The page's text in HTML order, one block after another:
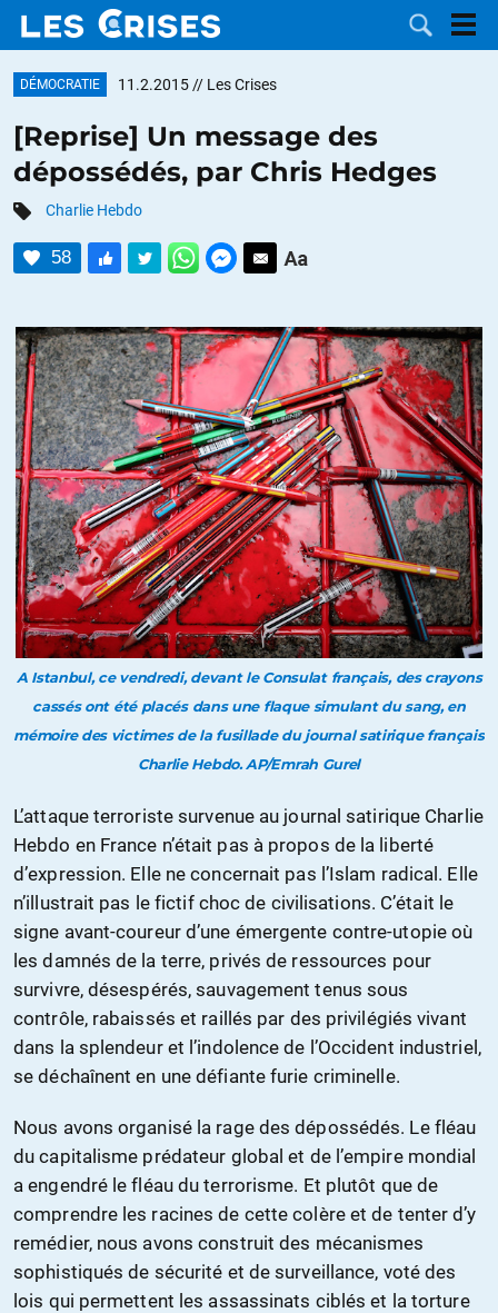
DOSSIERS
CATÉGORIES
NOUS
CONTACTER
FAIRE UN
DON
DÉMOCRATIE 11.2.2015 // Les Crises
[Reprise] Un message des
dépossédés, par Chris Hedges
Charlie Hebdo
58
A Istanbul, ce vendredi, devant le Consulat français, des crayons
cassés ont été placés dans une flaque simulant du sang, en
mémoire des victimes de la fusillade du journal satirique français
Charlie Hebdo. AP/Emrah Gurel
L’attaque terroriste survenue au journal satirique Charlie
Hebdo en France n’était pas à propos de la liberté
d’expression. Elle ne concernait pas l’Islam radical. Elle
n’illustrait pas le fictif choc de civilisations. C’était le
signe avant-coureur d’une émergente contre-utopie où
les damnés de la terre, privés de ressources pour
survivre, désespérés, sauvagement tenus sous
contrôle, rabaissés et raillés par des privilégiés vivant
dans la splendeur et l’indolence de l’Occident industriel,
se déchaînent en une défiante furie criminelle.
Nous avons organisé la rage des dépossédés. Le fléau
du capitalisme prédateur global et de l’empire mondial
a engendré le fléau du terrorisme. Et plutôt que de
comprendre les racines de cette colère et de tenter d’y
remédier, nous avons construit des mécanismes
sophistiqués de sécurité et de surveillance, voté des
lois qui permettent les assassinats ciblés et la torture